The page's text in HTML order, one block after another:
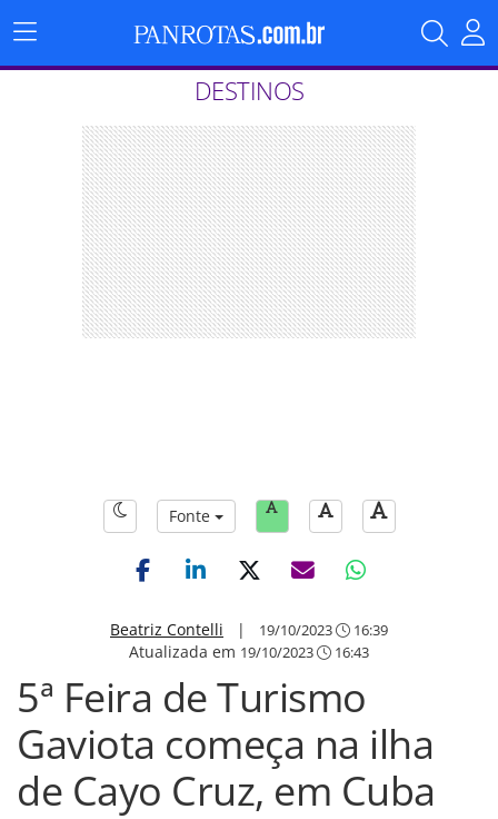
Menu
Principal
DESTINOS
Fonte
Beatriz Contelli | 19/10/2023 16:39
Atualizada em 19/10/2023 16:43
5ª Feira de Turismo
Gaviota começa na ilha
de Cayo Cruz, em Cuba